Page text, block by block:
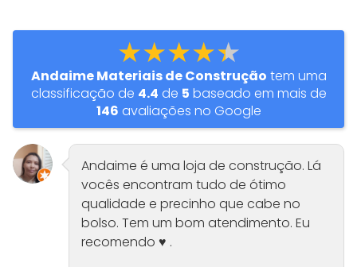
★★★★★
Andaime Materiais de Construção tem uma
classificação de 4.4 de 5 baseado em mais de
146 avaliações no Google
Andaime é uma loja de construção. Lá
vocês encontram tudo de ótimo
qualidade e precinho que cabe no
bolso. Tem um bom atendimento. Eu
recomendo ♥️ .